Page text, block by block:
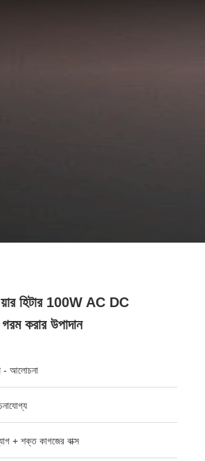
হিটার 100W AC DC
করার উপাদান
- আলোচনা
+ শক্ত কাগজের বাক্স